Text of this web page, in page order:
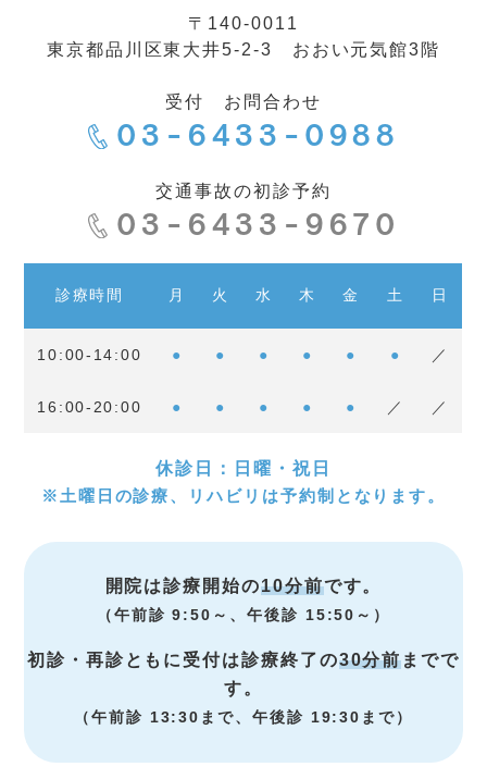
〒140-0011
東京都品川区東大井5-2-3 おおい元気館3階
受付 お問合わせ
03-6433-0988
交通事故の初診予約
03-6433-9670
診療時間 月 火 水 木 金 土 日
10:00-14:00 ● ● ● ● ● ● ／
16:00-20:00 ● ● ● ● ● ／ ／
休診日：日曜・祝日
※土曜日の診療、リハビリは予約制となります。
開院は診療開始の10分前です。
（午前診 9:50～、午後診 15:50～）
初診・再診ともに受付は診療終了の30分前までで
す。
（午前診 13:30まで、午後診 19:30まで）